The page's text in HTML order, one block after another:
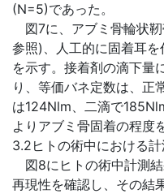
(N=5)であった。
図7に、アブミ骨輪状
参照)、人工的に固着耳
を示す。接着剤の滴下量
り、等価バネ定数は、正
は124Nlm、二滴で
よりアブミ骨固着の程度
3.2ヒトの術中における計
図8にヒトの術中計測結
再現性を確認し、その結